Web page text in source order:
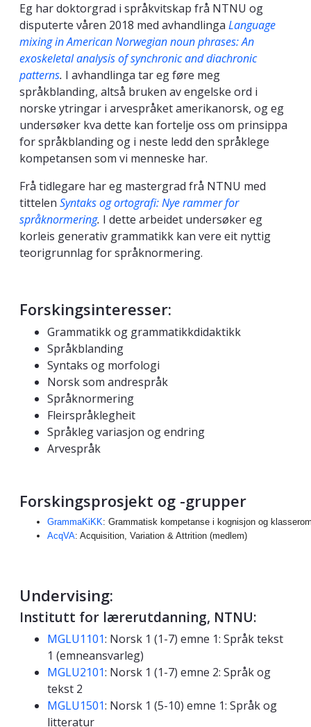
Eg har doktorgrad i språkvitskap frå NTNU og
disputerte våren 2018 med avhandlinga Language
mixing in American Norwegian noun phrases: An
exoskeletal analysis of synchronic and diachronic
patterns. I avhandlinga tar eg føre meg
språkblanding, altså bruken av engelske ord i
norske ytringar i arvespråket amerikanorsk, og eg
undersøker kva dette kan fortelje oss om prinsippa
for språkblanding og i neste ledd den språklege
kompetansen som vi menneske har.
Frå tidlegare har eg mastergrad frå NTNU med
tittelen Syntaks og ortografi: Nye rammer for
språknormering. I dette arbeidet undersøker eg
korleis generativ grammatikk kan vere eit nyttig
teorigrunnlag for språknormering.
Forskingsinteresser:
Grammatikk og grammatikkdidaktikk
Språkblanding
Syntaks og morfologi
Norsk som andrespråk
Språknormering
Fleirspråklegheit
Språkleg variasjon og endring
Arvespråk
Forskingsprosjekt og -grupper
Nettresultat med nettstedslinker
GrammaKiKK: Grammatisk kompetanse i kognisjon og
AcqVA: Acquisition, Variation & Attrition (medlem)
Undervising:
Institutt for lærerutdanning, NTNU:
MGLU1101: Norsk 1 (1-7) emne 1: Språk tekst
1 (emneansvarleg)
MGLU2101: Norsk 1 (1-7) emne 2: Språk og
tekst 2
MGLU1501: Norsk 1 (5-10) emne 1: Språk og
litteratur